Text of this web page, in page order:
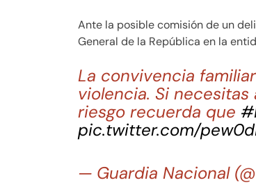
Ante la posible comisión de un
General de la República en la
La convivencia
violencia. Si
riesgo recuerda que
pic.twitter.com/
— Guardia Nacional